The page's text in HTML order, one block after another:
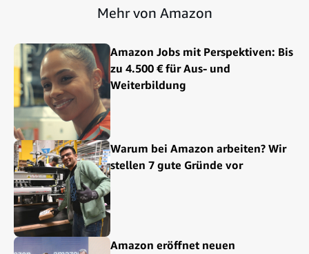
Mehr von Amazon
Amazon Jobs mit Perspektiven: Bis
zu 4.500 € für Aus- und
Weiterbildung
Warum bei Amazon arbeiten? Wir
stellen 7 gute Gründe vor
Amazon eröffnet neuen